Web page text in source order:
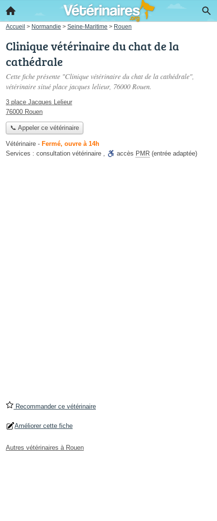
Accueil > Normandie > Seine-Maritime > Rouen
Clinique vétérinaire du chat de la
cathédrale
Cette fiche présente "Clinique vétérinaire du chat de la cathédrale",
vétérinaire situé place jacques lelieur, 76000 Rouen.
3 place Jacques Lelieur
76000 Rouen
📞 Appeler ce vétérinaire
Vétérinaire - Fermé, ouvre à 14h
Services : consultation vétérinaire , accès PMR (entrée adaptée)
Recommander ce vétérinaire
Améliorer cette fiche
Autres vétérinaires à Rouen